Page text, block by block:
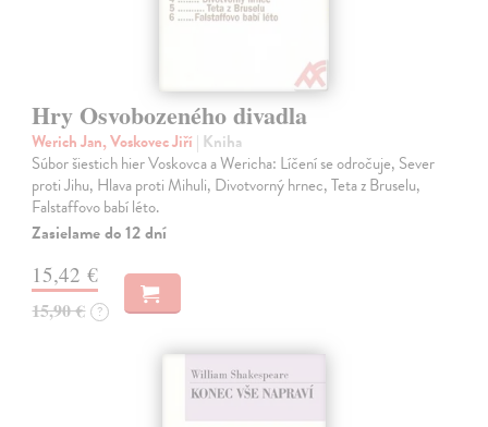
Hry Osvobozeného divadla
Werich Jan, Voskovec Jiří | Kniha
Súbor šiestich hier Voskovca a Wericha: Líčení se odročuje, Sever
proti Jihu, Hlava proti Mihuli, Divotvorný hrnec, Teta z Bruselu,
Falstaffovo babí léto.
Zasielame do 12 dní
15,42 €
15,90 € ?